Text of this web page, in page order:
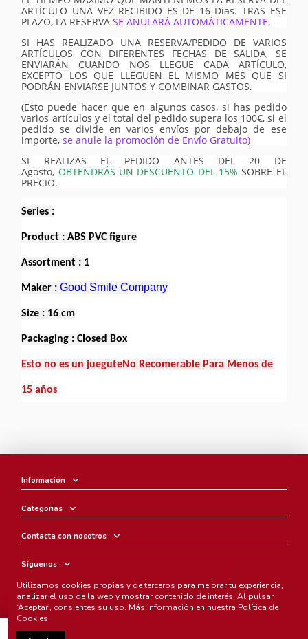
ARTÍCULO UNA VEZ RECIBIDO ES DE 16 Dias. TRAS ESE
PLAZO, LA RESERVA SE ANULARÁ AUTOMÁTICAMENTE.
SI HAS REALIZADO UNA RESERVA/PEDIDO DE VARIOS
ARTÍCULOS CON DIFERENTES FECHAS DE SALIDA, SE
ENVIARÁN CUANDO NOS LLEGUE CADA ARTÍCULO,
EXCEPTO LOS QUE LLEGUEN EL MISMO MES QUE SI
PODRÁN ENVIARSE JUNTOS Y COMBINAR GASTOS.
(Esto puede hacer que en algunos casos, si has pedido
varios artículos y el total del pedido supera los 100€, si el
pedido se divide en varios envíos por debajo de ese
importe,se anule la promoción de Envío Gratuito)
SI REALIZAS EL PEDIDO ANTES DEL 20 DE
Agosto, OBTENDRÁS UN DESCUENTO DEL 15% SOBRE EL
PRECIO.
Series :
Product : ABS PVC figure
Assortment : 1
Maker :Good Smile Company
Size : 16 cm
Packaging : Closed Box
Esto no es un jueguteNo Recomerable Para Menos de
15 años
Información
Categorias
Contacta con nosotros
Síguenos
Boletín
Utilizamos cookies propias y de terceros para mejorar tu experiencia,
analizar el uso de la web y mostrar contenido de interés. Al pulsar
‘Aceptar’, consientes su uso. Más información en nuestra Política de
Cookies